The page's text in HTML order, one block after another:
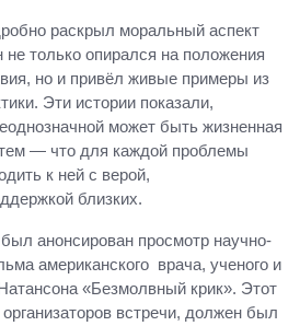
раскрыл моральный аспект
только опирался на положения
но и привёл живые примеры из
Эти истории показали,
может быть жизненная
— что для каждой проблемы
к ней с верой,
близких.
анонсирован просмотр научно-
американского врача, ученого и
«Безмолвный крик». Этот
встречи, должен был